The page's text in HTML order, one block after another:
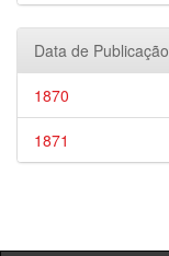
Data de Publicação
1870
1871